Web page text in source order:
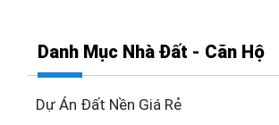
Danh Mục Nhà Đất - Căn Hộ
Dự Án Đất Nền Giá Rẻ